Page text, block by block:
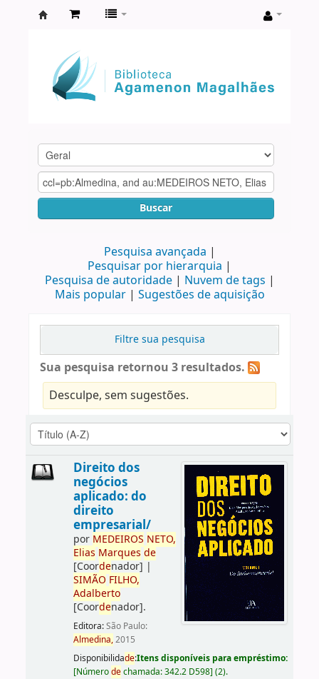
Agamenon
Magalhães
Buscar
Pesquisa avançada
Pesquisar por hierarquia
Pesquisa de autoridade
Nuvem de tags
Mais popular
Sugestões de aquisição
Filtre sua pesquisa
Sua pesquisa retornou 3 resultados.
Desculpe, sem sugestões.
Direito dos
negócios
aplicado: do
direito
empresarial/
por MEDEIROS NETO,
Elias Marques de
[Coordenador] |
SIMÃO FILHO,
Adalberto
[Coordenador].
Editora:São Paulo:
Almedina,2015
Disponibilidade:Itens disponíveis para empréstimo:
[Númerodechamada:342.2 D598] (2).